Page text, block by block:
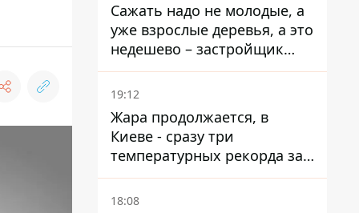
Сажать надо не молодые, а
уже взрослые деревья, а это
недешево – застройщик
Никонов
19:12
Жара продолжается, в
Киеве - сразу три
температурных рекорда за
день
18:08